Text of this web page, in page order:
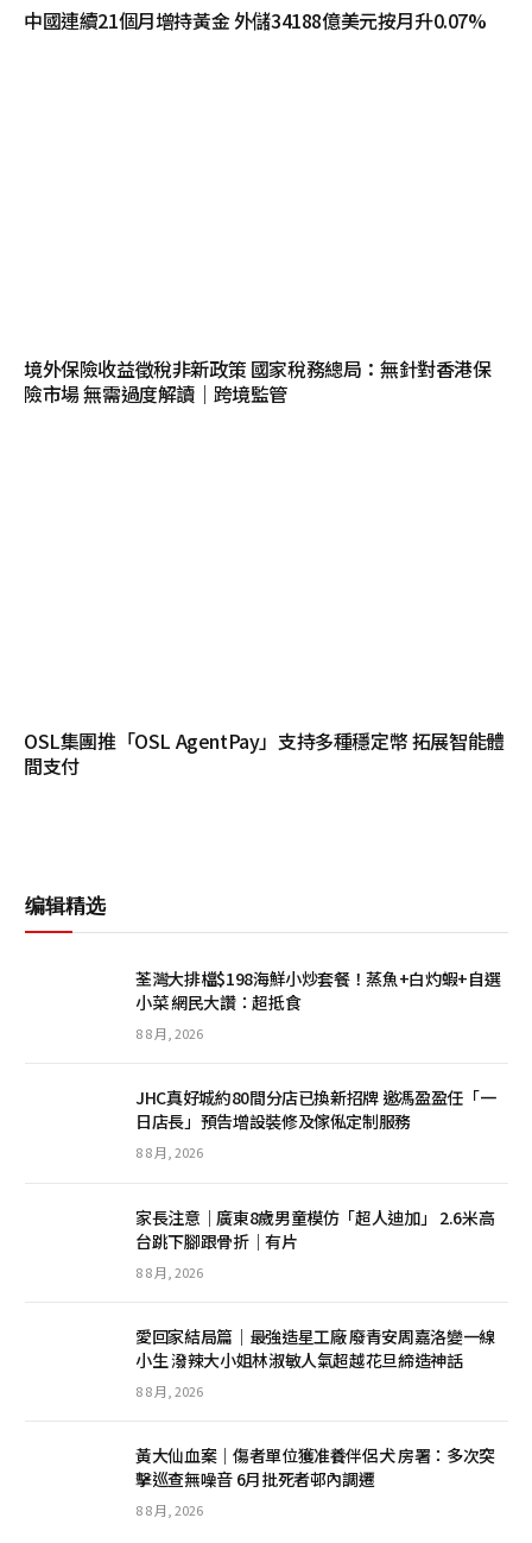
中國連續21個月增持黃金 外儲34188億美元按月升0.07%
境外保險收益徵稅非新政策 國家稅務總局：無針對香港保
險市場 無需過度解讀｜跨境監管
OSL集團推「OSL AgentPay」支持多種穩定幣 拓展智能體
間支付
编辑精选
荃灣大排檔$198海鮮小炒套餐！蒸魚+白灼蝦+自選
小菜 網民大讚：超抵食
8 8 月, 2026
JHC真好城約80間分店已換新招牌 邀馮盈盈任「一
日店長」預告增設裝修及傢俬定制服務
8 8 月, 2026
家長注意｜廣東8歲男童模仿「超人迪加」 2.6米高
台跳下腳跟骨折｜有片
8 8 月, 2026
愛回家結局篇｜最強造星工廠 廢青安周嘉洛變一線
小生 潑辣大小姐林淑敏人氣超越花旦締造神話
8 8 月, 2026
黃大仙血案｜傷者單位獲准養伴侶犬 房署：多次突
擊巡查無噪音 6月批死者邨內調遷
8 8 月, 2026